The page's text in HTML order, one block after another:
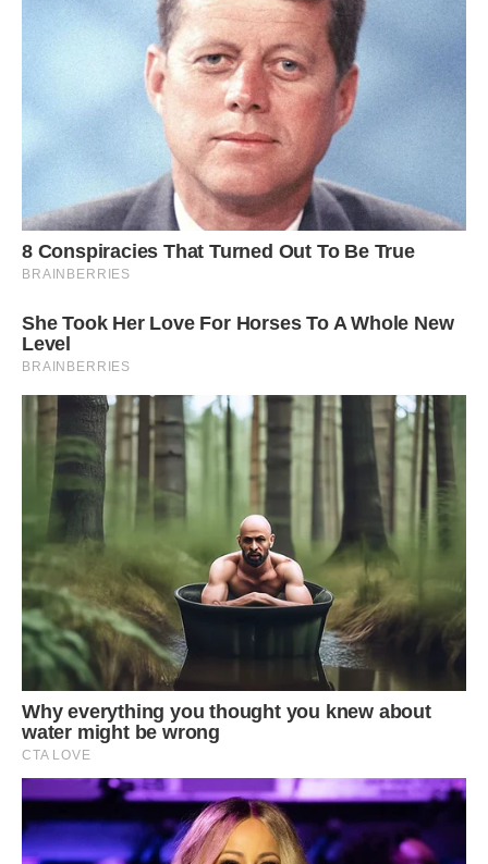
Через 4-5 років після посадки і хоча б через місяць після
завершення цвітіння можна ділити цибулини лілій.
З середини серпня можна розсаджувати флокси, старі
півонії, які стали гірше квітнути. У другій половині місяця
можна зайнятися розподілом дельфініума, лілейника,
піретруму.
Однорічники
За ними продовжуємо доглядати: поливати, прополювати,
рихлити ґрунт, збирати насіння, яке дуже складно
зберегти до весни. Багато рослин сохне, внаслідок чого
нерідко гине.
Для того щоб уникнути такої ситуації, насіння слід
зберігати за температури від + 7 до +14°С, бо в даних
умовах зародкам насіння легше дихати.